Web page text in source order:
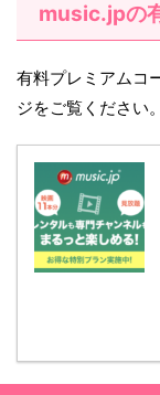
music.jpの
有料プレミアムコ
ジをご覧ください。